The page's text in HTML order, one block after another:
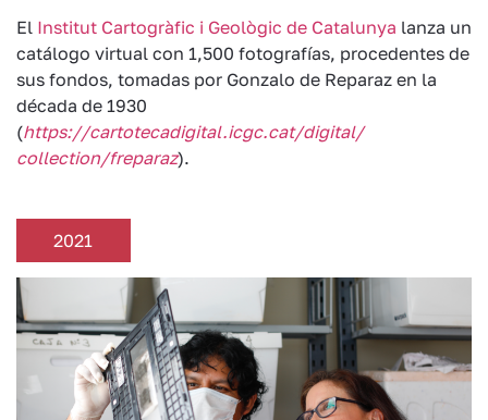
El Institut Cartogràfic i Geològic de Catalunya lanza un
catálogo virtual con 1,500 fotografías, procedentes de
sus fondos, tomadas por Gonzalo de Reparaz en la
década de 1930
(https://cartotecadigital.icgc.cat/digital/
collection/freparaz).
2021